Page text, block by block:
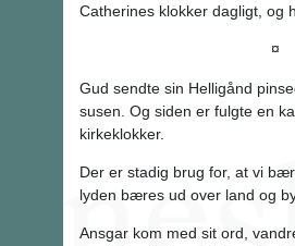
Catherines klokker dagligt, og
¤
Gud sendte sin Helligånd
susen. Og siden er fulgte en
kirkeklokker.
Der er stadig brug for, at vi
lyden bæres ud over land og
Ansgar kom med sit ord,